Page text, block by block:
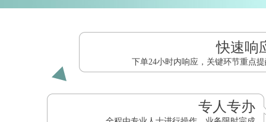
快速响
下单24小时内响应，关键环节重点
专人专办